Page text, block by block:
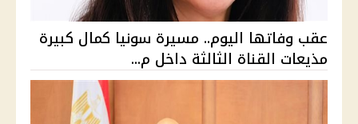
عقب وفاتها اليوم.. مسيرة سونيا كمال كبيرة
مذيعات القناة الثالثة داخل م...